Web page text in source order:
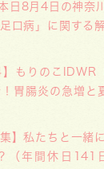
日8月4日の神奈
口病」に関する
】もりのこ
胃腸炎の急増と
】私たちと一緒
（年間休日141